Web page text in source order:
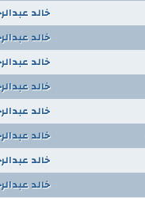
خالد
خالد
خالد
خالد
خالد
خالد
خالد
خالد